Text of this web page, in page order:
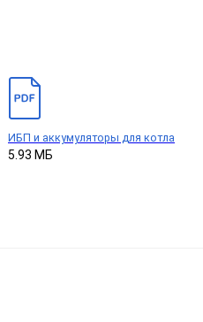
ИБП и аккумуляторы для котла
5.93 МБ